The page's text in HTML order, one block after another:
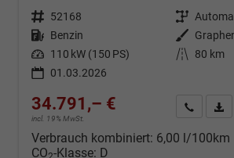
Fahrzeugnr. 52168 Getriebe
Kraftstoff Benzin Außenfarbe
Leistung 110 kW (150 PS) Kilometerstand
80 km
01.03.2026
34.791,– €
incl. 19% MwSt.
Kontakt
Verbrauch kombiniert: 6,00 l/100km
CO -Klasse: D